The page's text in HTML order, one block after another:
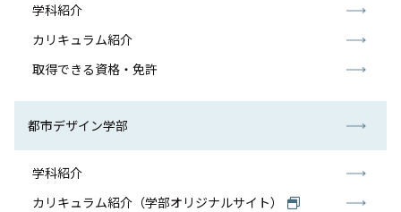
学科紹介
カリキュラム紹介
取得できる資格・免許
都市デザイン学部
学科紹介
カリキュラム紹介（学部オリジナルサイト）